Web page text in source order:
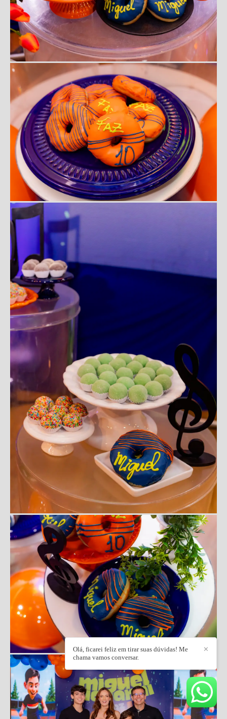
✕
Olá, ficarei feliz em tirar suas dúvidas! Me
chama vamos conversar.